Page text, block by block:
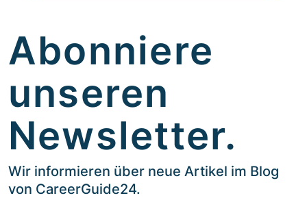
Abonniere
unseren
Newsletter.
Wir informieren über neue Artikel im Blog
von CareerGuide24.